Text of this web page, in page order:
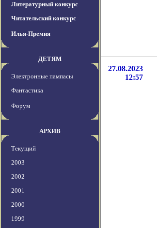
Литературный конкурс
Читательский конкурс
Илья-Премия
ДЕТЯМ
Электронные пампасы
Фантастика
Форум
АРХИВ
Текущий
2003
2002
2001
2000
1999
27.08.2023
12:57